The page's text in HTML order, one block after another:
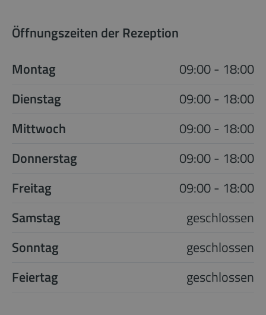
Öffnungszeiten der Rezeption
Montag
09:00 - 18:00
Dienstag
09:00 - 18:00
Mittwoch
09:00 - 18:00
Donnerstag
09:00 - 18:00
Freitag
09:00 - 18:00
Samstag
geschlossen
Sonntag
geschlossen
Feiertag
geschlossen